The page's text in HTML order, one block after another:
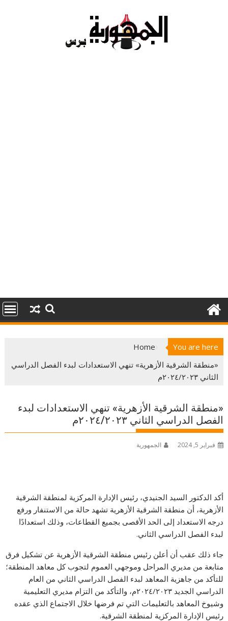
You are here
Home
«منطقة الشرقية الأزهرية» تنهي الاستعدادات لبدء الفصل الدراسي
الثاني ٢٠٢٤/٢٠٢٣م
«منطقة الشرقية الأزهرية» تنهي الاستعدادات لبدء
الفصل الدراسي الثاني ٢٠٢٤/٢٠٢٣م
فبراير 5, 2024 الجمهورية
أكد الدكتور السيد الجنيدي، رئيس الإدارة المركزية لمنطقة الشرقية
الأزهرية، أن منطقة الشرقية الأزهرية تشهد حالة من الاستنفار ورفع
درجه الاستعداد إلى الحد الأقصى بجميع القطاعات، وذلك استعدادًا
لبدء الفصل الدراسي الثاني.
جاء ذلك عقب أن أعلن رئيس منطقة الشرقية الأزهرية عن تشكيل فرق
متابعة من مديري المراحل وموجهي العموم لتجوب كل معاهد المنطقة؛
للتأكد من جاهزية المعاهد لبدء الفصل الدراسي الثاني من العام
الدراسي الجديد ٢٠٢٤/٢٠٢٣م، والتأكد من التزام مديري التعليمية
وشيوخ المعاهد بالتعليمات التي تم فرضها خلال الاجتماع الذي عقده
رئيس الإدارة المركزية لمنطقة الشرقية.